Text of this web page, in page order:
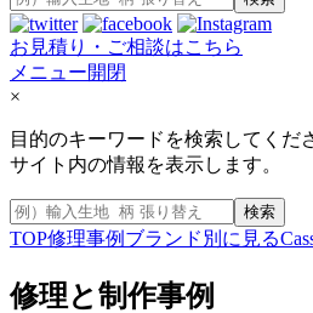
お見積り・ご相談はこちら
メニュー開閉
×
目的のキーワードを検索してくだ
サイト内の情報を表示します。
検索
TOP修理事例 ブランド別に見る
修理と制作事例